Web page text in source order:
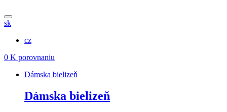
sk
cz
0 K porovnaniu
Dámska bielizeň
Dámska bielizeň